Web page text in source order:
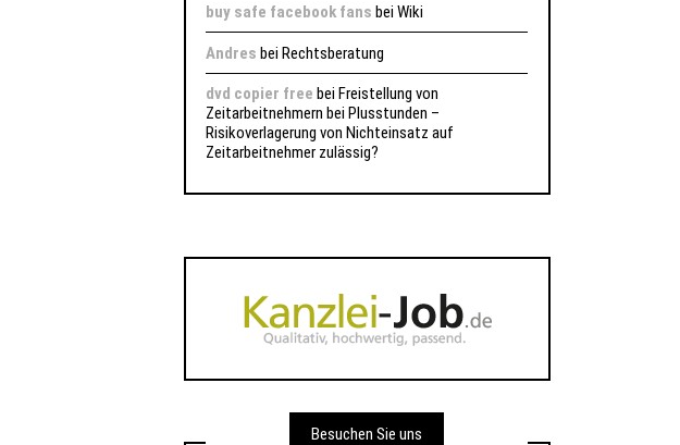
buy safe facebook fans beiWiki
Andres beiRechtsberatung
dvd copier free bei Freistellung von
Zeitarbeitnehmern bei Plusstunden –
Risikoverlagerung von Nichteinsatz auf
Zeitarbeitnehmer zulässig?
Besuchen Sie uns